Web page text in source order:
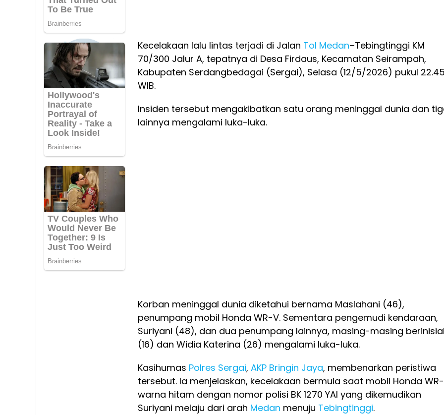
Kecelakaan lalu lintas terjadi di Jalan Tol Medan–Tebingtinggi KM
70/300 Jalur A, tepatnya di Desa Firdaus, Kecamatan Seirampah,
Kabupaten Serdangbedagai (Sergai), Selasa (12/5/2026) pukul
WIB.
Insiden tersebut mengakibatkan satu orang meninggal dunia dan
lainnya mengalami luka-luka.
Korban meninggal dunia diketahui bernama Maslahani (46),
penumpang mobil Honda WR-V. Sementara pengemudi kendaraan,
Suriyani (48), dan dua penumpang lainnya, masing-masing
(16) dan Widia Katerina (26) mengalami luka-luka.
Kasihumas Polres Sergai, AKP Bringin Jaya, membenarkan peristiwa
tersebut. Ia menjelaskan, kecelakaan bermula saat mobil Honda
warna hitam dengan nomor polisi BK 1270 YAI yang dikemudikan
Suriyani melaju dari arah Medan menuju Tebingtinggi.